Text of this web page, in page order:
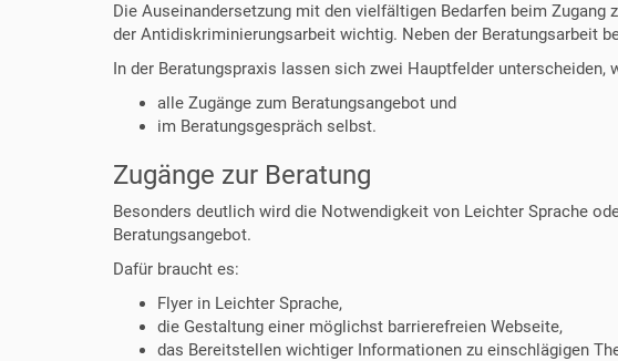
Die Auseinandersetzung mit den vielfältigen Bedarfen beim
der Antidiskriminierungsarbeit wichtig. Neben der Beratungsarbeit
In der Beratungspraxis lassen sich zwei Hauptfelder
alle Zugänge zum Beratungsangebot und
im Beratungsgespräch selbst.
Zugänge zur Beratung
Besonders deutlich wird die Notwendigkeit von Leichter Sprache
Beratungsangebot.
Dafür braucht es:
Flyer in Leichter Sprache,
die Gestaltung einer möglichst barrierefreien Webseite,
das Bereitstellen wichtiger Informationen zu einschlägigen